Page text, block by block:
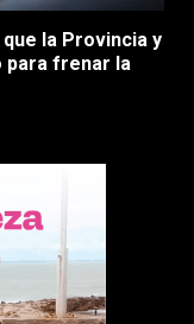
la Provincia y
para frenar la